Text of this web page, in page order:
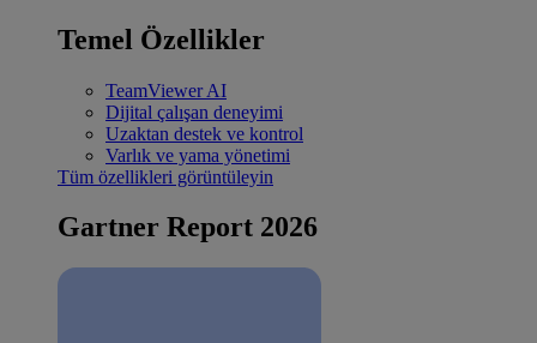
Temel Özellikler
TeamViewer AI
Dijital çalışan deneyimi
Uzaktan destek ve kontrol
Varlık ve yama yönetimi
Tüm özellikleri görüntüleyin
Gartner Report 2026